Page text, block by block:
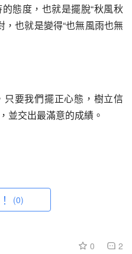
態度，也就是擺脫“秋風秋
，也就是變得“也無風雨也無
要我們擺正心態，樹立信
並交出最滿意的成績。
(0)
0 2